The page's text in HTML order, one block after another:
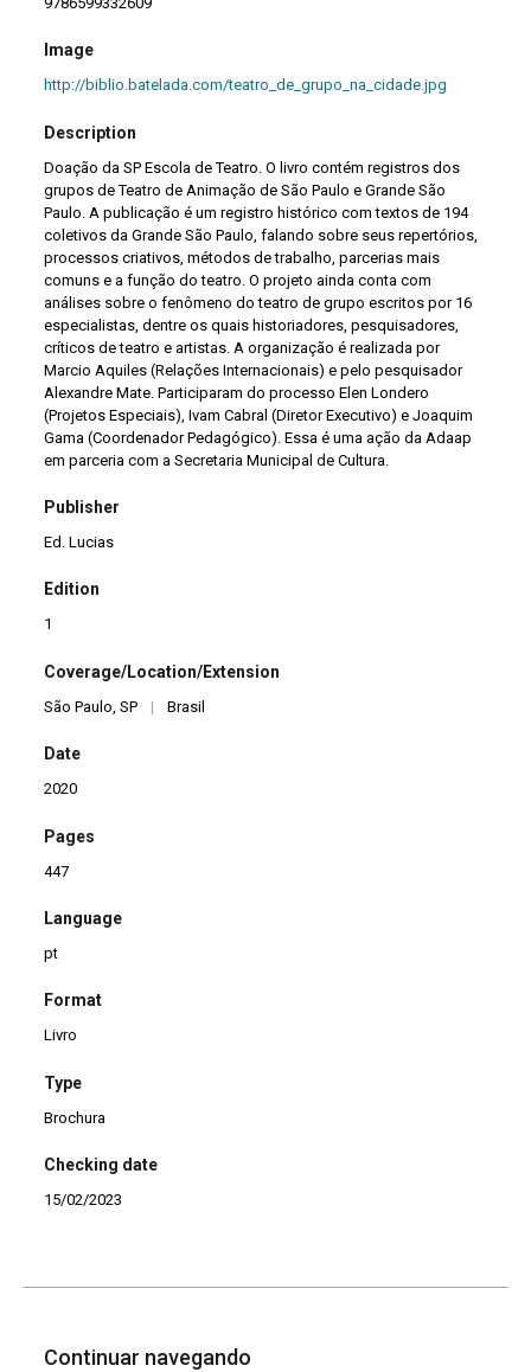
Image
http://biblio.batelada.com/teatro_de_grupo_na_cidade.jpg
Description
Doação da SP Escola de Teatro. O livro contém registros dos
grupos de Teatro de Animação de São Paulo e Grande São
Paulo. A publicação é um registro histórico com textos de 194
coletivos da Grande São Paulo, falando sobre seus repertórios,
processos criativos, métodos de trabalho, parcerias mais
comuns e a função do teatro. O projeto ainda conta com
análises sobre o fenômeno do teatro de grupo escritos por 16
especialistas, dentre os quais historiadores, pesquisadores,
críticos de teatro e artistas. A organização é realizada por
Marcio Aquiles (Relações Internacionais) e pelo pesquisador
Alexandre Mate. Participaram do processo Elen Londero
(Projetos Especiais), Ivam Cabral (Diretor Executivo) e Joaquim
Gama (Coordenador Pedagógico). Essa é uma ação da Adaap
em parceria com a Secretaria Municipal de Cultura.
Publisher
Ed. Lucias
Edition
1
Coverage/Location/Extension
São Paulo, SP | Brasil
Date
2020
Pages
447
Language
pt
Format
Livro
Type
Brochura
Checking date
15/02/2023
Continuar navegando